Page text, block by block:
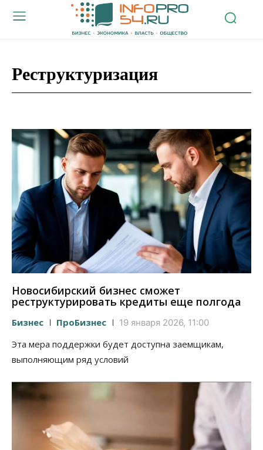
Реструктуризация
Новосибирский бизнес сможет
реструктурировать кредиты еще полгода
Бизнес ПроБизнес 19 января 2026, 11:00
Эта мера поддержки будет доступна заемщикам,
выполняющим ряд условий